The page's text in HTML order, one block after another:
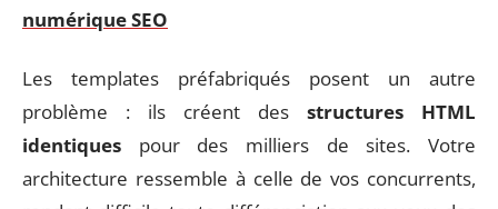
numérique SEO
Les templates préfabriqués posent un autre
problème : ils créent des structures HTML
identiques pour des milliers de sites. Votre
architecture ressemble à celle de vos concurrents,